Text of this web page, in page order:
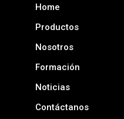
Home
Productos
Nosotros
Formación
Noticias
Contáctanos